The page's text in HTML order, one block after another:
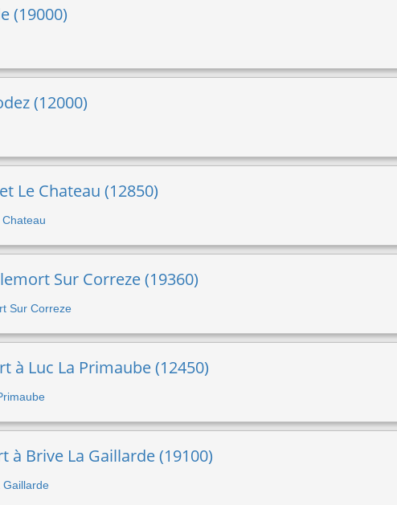
(19000)
(12000)
Le Chateau (12850)
Sur Correze (19360)
Sur Correze
à Luc La Primaube (12450)
à Brive La Gaillarde (19100)
Gaillarde